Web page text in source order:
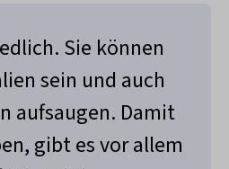
Sie können
sein und auch
aufsaugen. Damit
gibt es vor allem